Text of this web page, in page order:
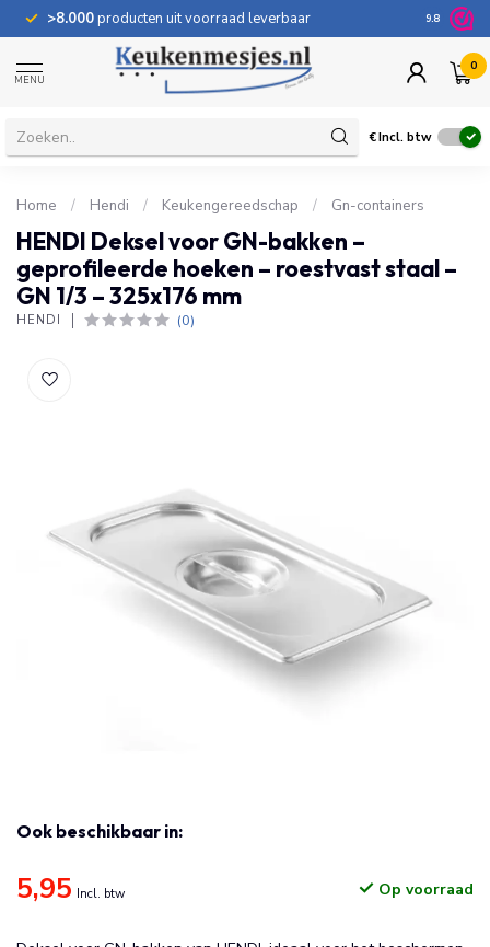
>8.000producten uit voorraad leverbaar 100
9.8
MENU
0
€Incl. btw
Home / Hendi / Keukengereedschap / Gn-containers
HENDI Deksel voor GN-bakken –
geprofileerde hoeken – roestvast staal –
GN 1/3 – 325x176 mm
HENDI (0)
Ook beschikbaar in:
5,95 Incl. btw Op voorraad